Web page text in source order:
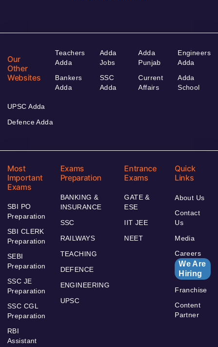
Our
Other
Websites
Teachers
Adda
Bankers
Adda
Adda
Jobs
SSC
Adda
Adda
Punjab
Current
Affairs
Engineers
Adda
Adda
School
UPSC Adda
Defence Adda
Most
Important
Exams
SBI PO
Preparation
SBI CLERK
Preparation
SEBI
Preparation
SSC JE
Preparation
SSC CGL
Preparation
RBI
Assistant
Exams
Preparation
BANKING &
INSURANCE
SSC
RAILWAYS
TEACHING
DEFENCE
ENGINEERING
UPSC
Entrance
Exams
GATE &
ESE
IIT JEE
NEET
Quick
Links
About Us
Contact
Us
Media
Careers
We Are
Hiring
Franchise
Content
Partner